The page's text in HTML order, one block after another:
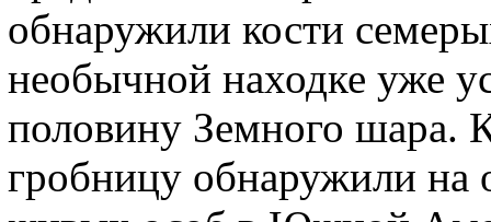
обнаружили кости
необычной находке уже
половину Земного шара.
гробницу обнаружили на